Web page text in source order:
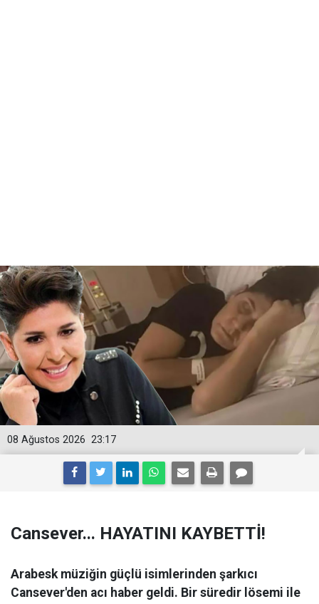
23:17
08 Ağustos 2026
Cansever... HAYATINI KAYBETTİ!
Arabesk müziğin güçlü isimlerinden şarkıcı
Cansever'den acı haber geldi. Bir süredir lösemi ile